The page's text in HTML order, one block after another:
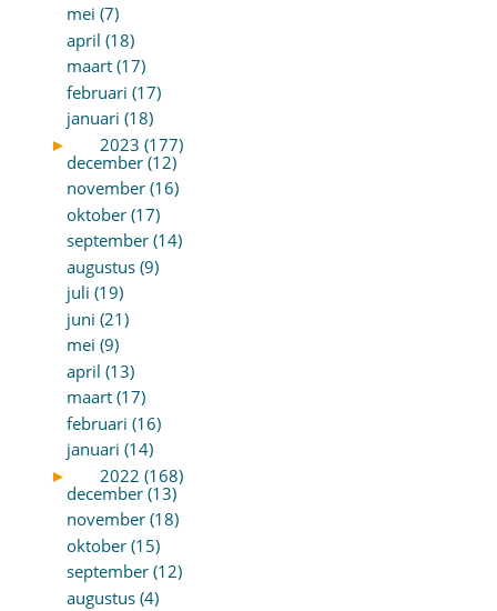
mei (7)
april (18)
maart (17)
februari (17)
januari (18)
►
2023 (177)
december (12)
november (16)
oktober (17)
september (14)
augustus (9)
juli (19)
juni (21)
mei (9)
april (13)
maart (17)
februari (16)
januari (14)
►
2022 (168)
december (13)
november (18)
oktober (15)
september (12)
augustus (4)